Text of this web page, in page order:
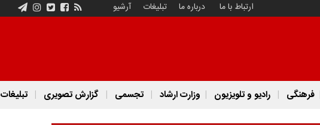
ارتباط با ما درباره ما تبلیغات آرشیو
فرهنگی رادیو و تلویزیون وزارت ارشاد تجسمی گزارش تصویری تبلیغات